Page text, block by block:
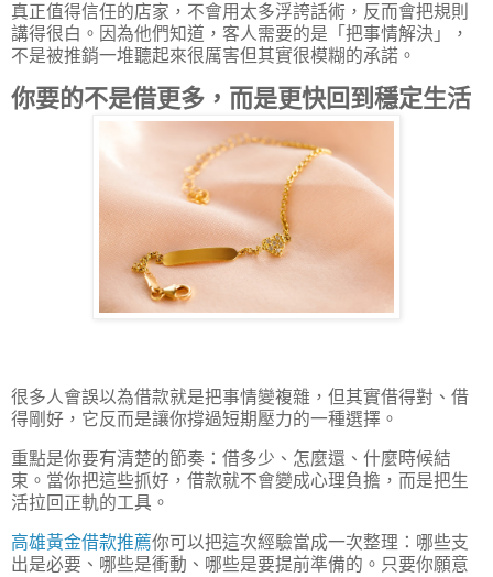
真正值得信任的店家，不會用太多浮誇話術，反而會把規則
講得很白。因為他們知道，客人需要的是「把事情解決」，
不是被推銷一堆聽起來很厲害但其實很模糊的承諾。
你要的不是借更多，而是更快回到穩定生活
很多人會誤以為借款就是把事情變複雜，但其實借得對、借
得剛好，它反而是讓你撐過短期壓力的一種選擇。
重點是你要有清楚的節奏：借多少、怎麼還、什麼時候結
束。當你把這些抓好，借款就不會變成心理負擔，而是把生
活拉回正軌的工具。
高雄黃金借款推薦你可以把這次經驗當成一次整理：哪些支
出是必要、哪些是衝動、哪些是要提前準備的。只要你願意